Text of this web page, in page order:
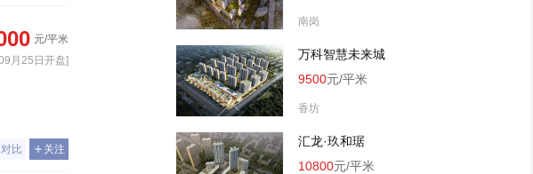
元/平米
月25日开盘]
对比 关注
南岗
万科智慧未来城
9500元/平米
香坊
汇龙·玖和琚
10800元/平米